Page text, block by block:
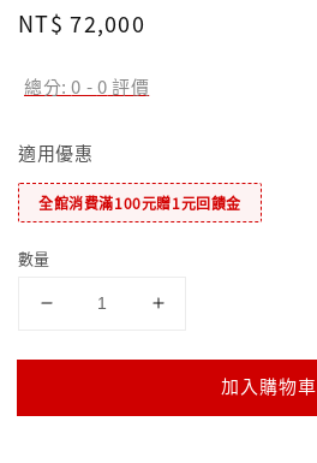
Regular
NT$ 72,000
總分:0 -0評價
適用優惠
全館消費滿100元贈1元回饋金
數量
加入購物車